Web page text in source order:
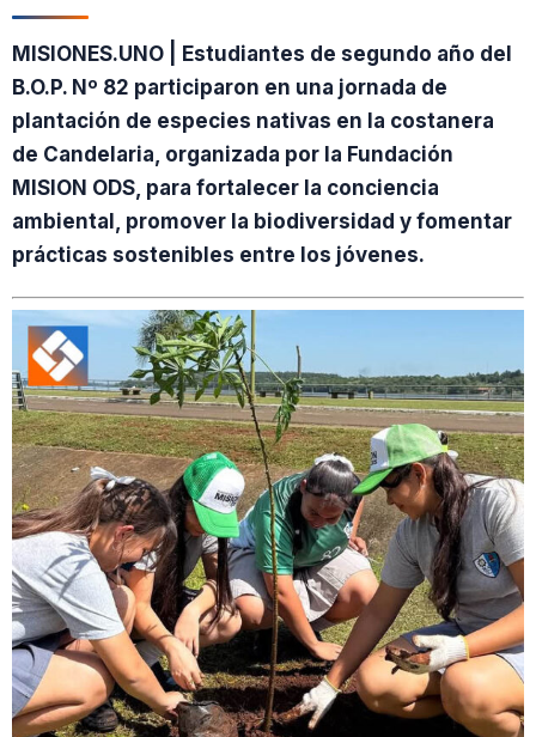
MISIONES.UNO | Estudiantes de segundo año del
B.O.P. Nº 82 participaron en una jornada de
plantación de especies nativas en la costanera
de Candelaria, organizada por la Fundación
MISION ODS, para fortalecer la conciencia
ambiental, promover la biodiversidad y fomentar
prácticas sostenibles entre los jóvenes.